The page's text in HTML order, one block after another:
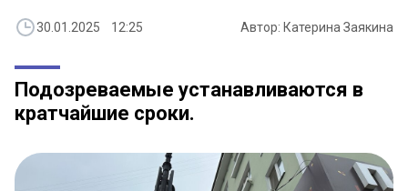
30.01.2025 12:25 Автор: Катерина Заякина
Подозреваемые устанавливаются в
кратчайшие сроки.